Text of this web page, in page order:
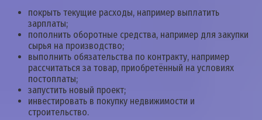
покрыть текущие расходы, например выплатить
зарплаты;
пополнить оборотные средства, например для закупки
сырья на производство;
выполнить обязательства по контракту, например
рассчитаться за товар, приобретённый на условиях
постоплаты;
запустить новый проект;
инвестировать в покупку недвижимости и
строительство.